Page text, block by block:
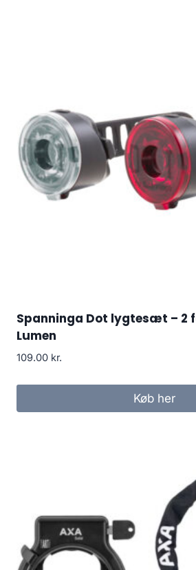
Spanninga Dot lygtesæt – 2
Lumen
109.00 kr.
Køb her